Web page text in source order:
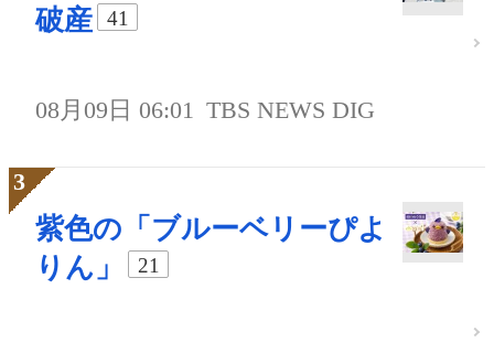
破産
41
08月09日 06:01 TBS NEWS DIG
紫色の「ブルーベリーぴよ
りん」
21